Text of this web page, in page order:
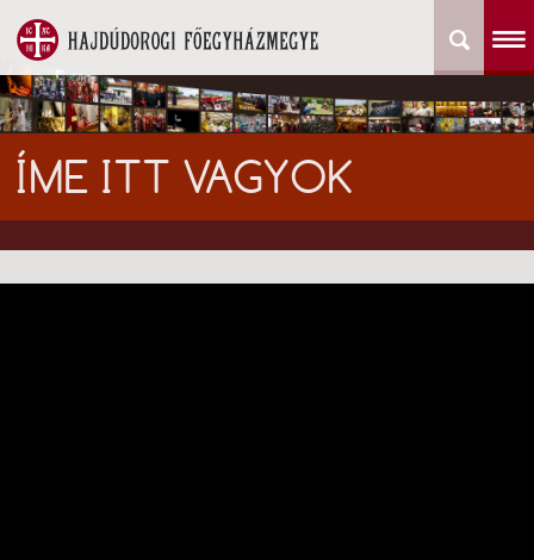
ÍME ITT VAGYOK